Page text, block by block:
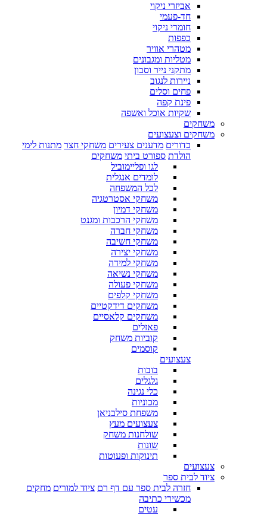
אביזרי ניקוי
חד-פעמי
חומרי ניקוי
כפפות
מטהרי אוויר
מטליות ומגבונים
מתקני נייר וסבון
ניירות לנגוב
פחים וסלים
פינת קפה
שקיות אוכל ואשפה
משחקים
משחקים וצעצועים
כדורים מדענים צעירים משחקי חצר מתנות לימי
הולדת ספורט ביתי משחקים
לגו ופליימוביל
לומדים אנגלית
לכל המשפחה
משחקי אסטרטגיה
משחקי דמיון
משחקי הרכבות ומגנט
משחקי חברה
משחקי חשיבה
משחקי יצירה
משחקי למידה
משחקי נשיאה
משחקי פעולה
משחקי קלפים
משחקים דידקטיים
משחקים קלאסיים
פאזלים
קוביות משחק
קוסמים
צעצועים
בובות
גלגלים
כלי נגינה
מכוניות
משפחת סילבניאן
צעצועים מעץ
שולחנות משחק
שונות
תינוקות ופעוטות
צעצועים
ציוד לבית ספר
חזרה לבית ספר עם דף רם ציוד למורים מחקים
מכשירי כתיבה
עטים